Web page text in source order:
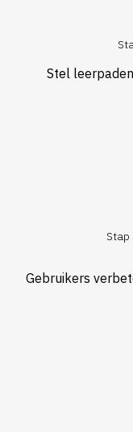
Stel
Gebruikers